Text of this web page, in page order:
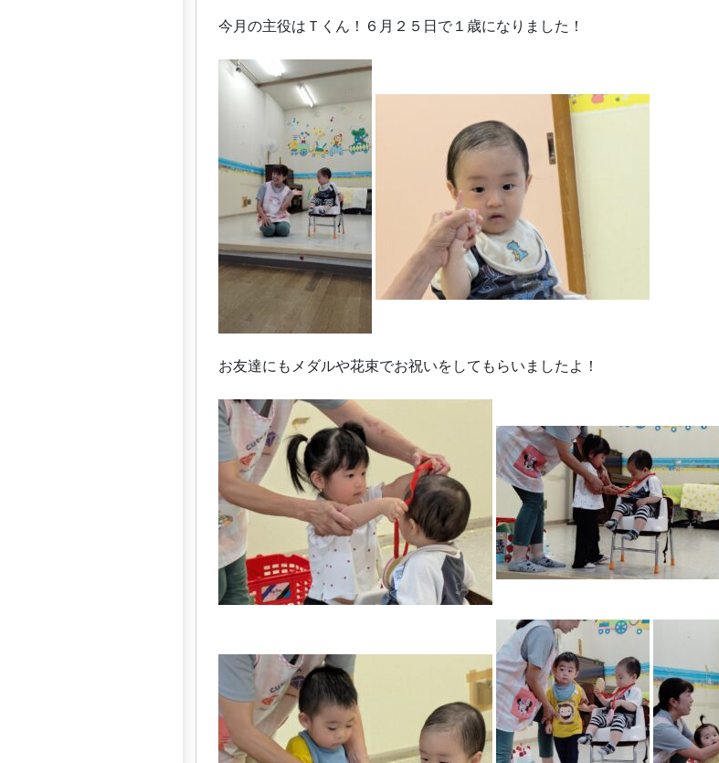
今月の主役はＴくん！６月２５日で１歳になりました！
お友達にもメダルや花束でお祝いをしてもらいましたよ！